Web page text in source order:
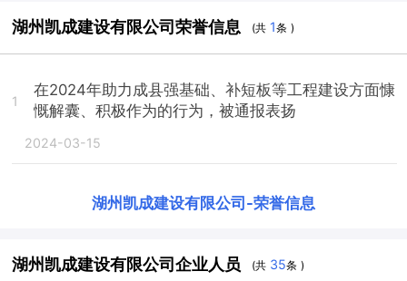
湖州凯成建设有限公司荣誉信息 (共 1条 )
1
在2024年助力成县强基础、补短板等工程建设方面慷
慨解囊、积极作为的行为，被通报表扬
2024-03-15
湖州凯成建设有限公司 -荣誉信息
湖州凯成建设有限公司企业人员 (共 35条 )